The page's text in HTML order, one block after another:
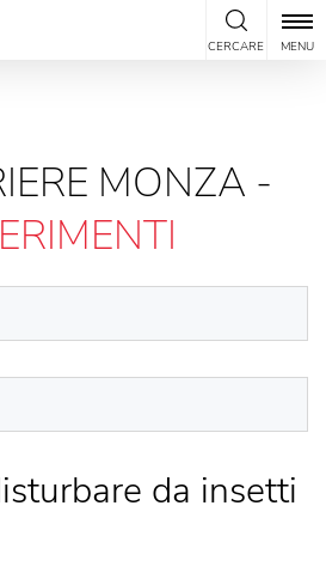
CERCARE MENU
MONZA -
da insetti